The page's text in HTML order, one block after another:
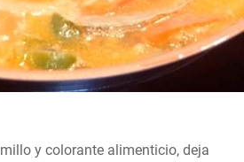
y colorante alimenticio, deja